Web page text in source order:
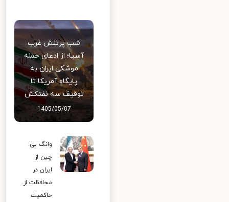
شب پرتنش غرب
آسیا؛ از ادعای حمله
موشکی ایران به
پایگاه آمریکا تا
توقیف سه نفتکش
1405/05/07
وانگ یی:
چین از
ایران در
محافظت از
حاکمیت